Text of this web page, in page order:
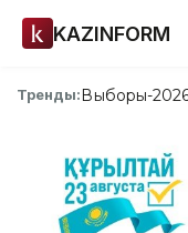
KAZINFORM
Тренды:Выборы-